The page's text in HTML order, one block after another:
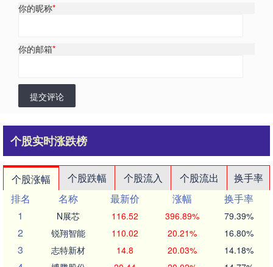
你的昵称*
你的邮箱*
提交评论
个股实时涨跌榜
个股涨幅 个股跌幅 个股流入 个股流出
换手率
排名
名称 最新价 涨幅
换手率
1
N展芯 116.52 396.89% 79.39%
2 锐翔智能 110.02 20.21% 16.80%
3 志特新材 14.8 20.03% 14.18%